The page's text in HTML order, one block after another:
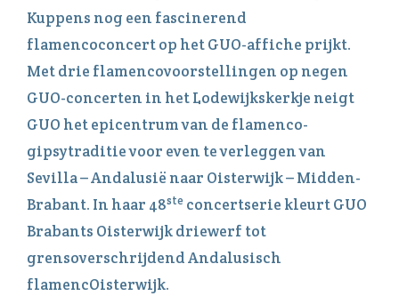
Kuppens nog een fascinerend
flamencoconcert op het GUO-affiche prijkt.
Met drie flamencovoorstellingen op negen
GUO-concerten in het Lodewijkskerkje neigt
GUO het epicentrum van de flamenco-
gipsytraditie voor even te verleggen van
Sevilla – Andalusië naar Oisterwijk – Midden-
Brabant. In haar 48ste concertserie kleurt GUO
Brabants Oisterwijk driewerf tot
grensoverschrijdend Andalusisch
flamencOisterwijk.